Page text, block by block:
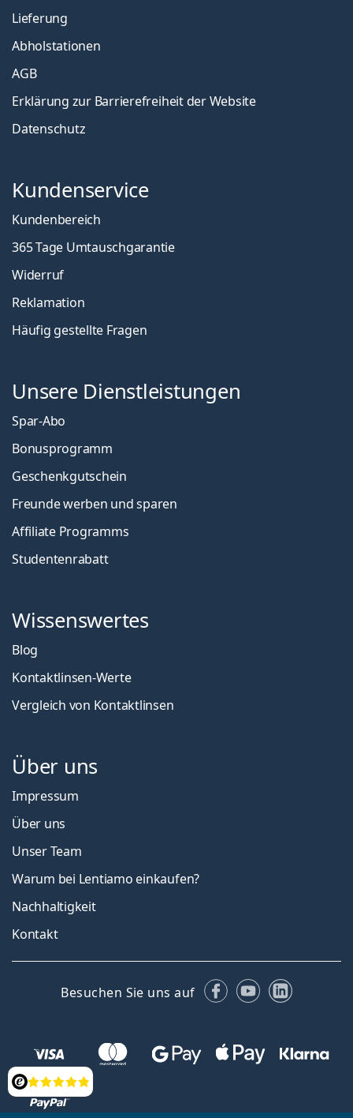
Bewertung
Lieferung
Abholstationen
AGB
Erklärung zur Barrierefreiheit der Website
Datenschutz
Kundenservice
Kundenbereich
365 Tage Umtauschgarantie
Widerruf
Reklamation
Häufig gestellte Fragen
Unsere Dienstleistungen
Spar-Abo
Bonusprogramm
Geschenkgutschein
Freunde werben und sparen
Affiliate Programms
Studentenrabatt
Wissenswertes
Blog
Kontaktlinsen-Werte
Vergleich von Kontaktlinsen
Über uns
Impressum
Über uns
Unser Team
Warum bei Lentiamo einkaufen?
Nachhaltigkeit
Kontakt
Besuchen Sie uns auf Facebook
YouTubeLinkedIn